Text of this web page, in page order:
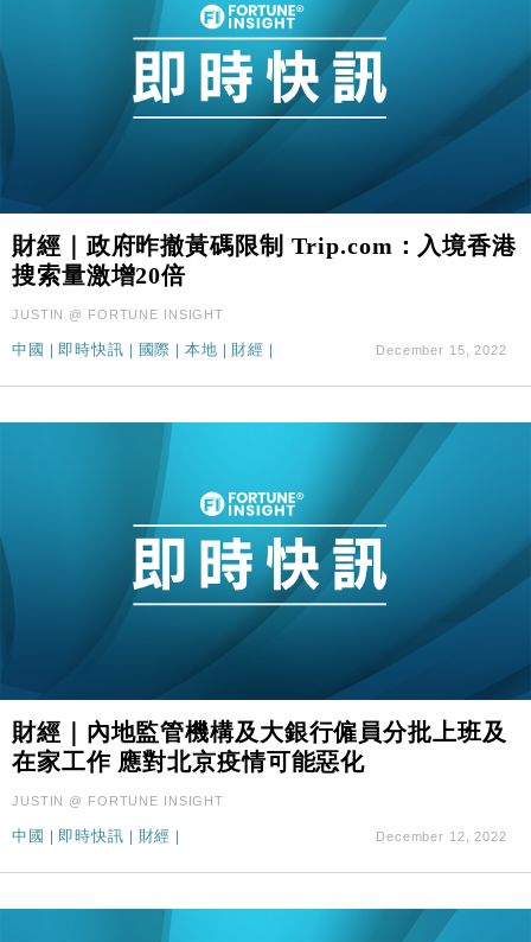
財經｜政府昨撤黃碼限制 Trip.com：入境香港
搜索量激增20倍
JUSTIN @ FORTUNE INSIGHT
中國 | 即時快訊 | 國際 | 本地 | 財經 | December 15, 2022
財經｜內地監管機構及大銀行僱員分批上班及
在家工作 應對北京疫情可能惡化
JUSTIN @ FORTUNE INSIGHT
中國 | 即時快訊 | 財經 | December 12, 2022